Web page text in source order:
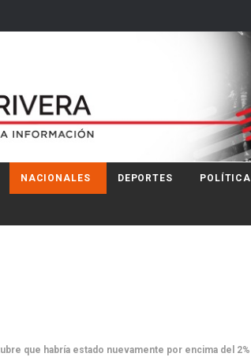
NACIONALES DEPORTES POLÍTICA
que habría estado nuevamente por encima del 2%